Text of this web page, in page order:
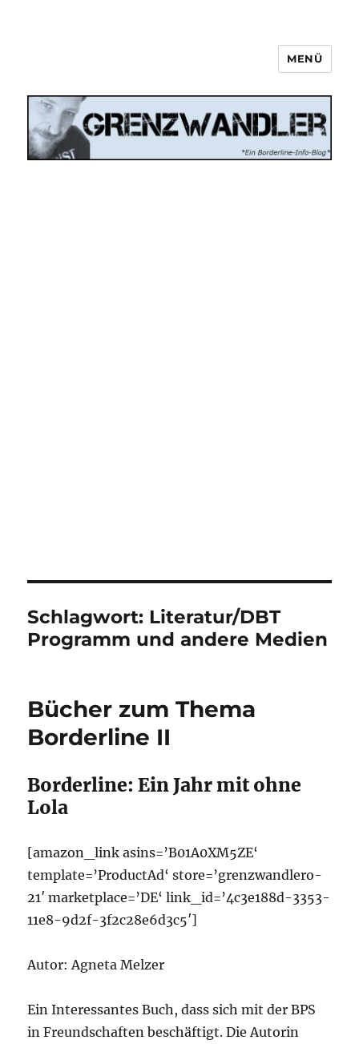
MENÜ
Schlagwort: Literatur/DBT
Programm und andere Medien
Bücher zum Thema
Borderline II
Borderline: Ein Jahr mit ohne
Lola
[amazon_link asins=’B01A0XM5ZE‘
template=’ProductAd‘ store=’grenzwandlero-
21′ marketplace=’DE‘ link_id=’4c3e188d-3353-
11e8-9d2f-3f2c28e6d3c5′]
Autor: Agneta Melzer
Ein Interessantes Buch, dass sich mit der BPS
in Freundschaften beschäftigt. Die Autorin